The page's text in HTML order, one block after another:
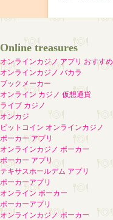
Online treasures
オンラインカジノ アプリ おすすめ
オンラインカジノ バカラ
ブックメーカー
オンライン カジノ 仮想通貨
ライブ カジノ
オンカジ
ビットコイン オンラインカジノ
ポーカー アプリ
オンラインカジノ ポーカー
ポーカー アプリ
テキサスホールデム アプリ
ポーカーアプリ
オンライン ポーカー
ポーカーアプリ
オンラインカジノ ポーカー